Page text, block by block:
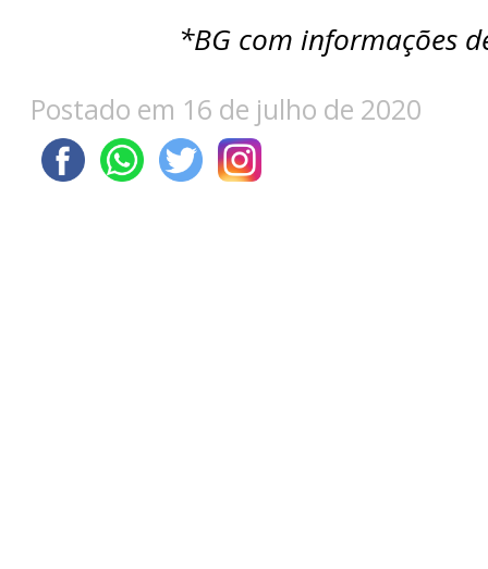
*BG com informações
Postado em 16 de julho de 2020